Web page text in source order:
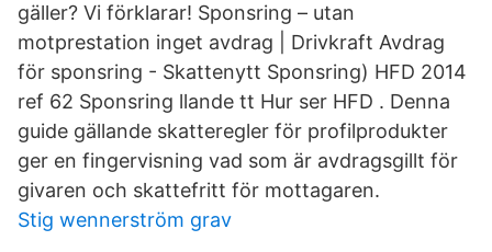
gäller? Vi förklarar! Sponsring – utan
motprestation inget avdrag | Drivkraft Avdrag
för sponsring - Skattenytt Sponsring) HFD 2014
ref 62 Sponsring llande tt Hur ser HFD . Denna
guide gällande skatteregler för profilprodukter
ger en fingervisning vad som är avdragsgillt för
givaren och skattefritt för mottagaren.
Stig wennerström grav